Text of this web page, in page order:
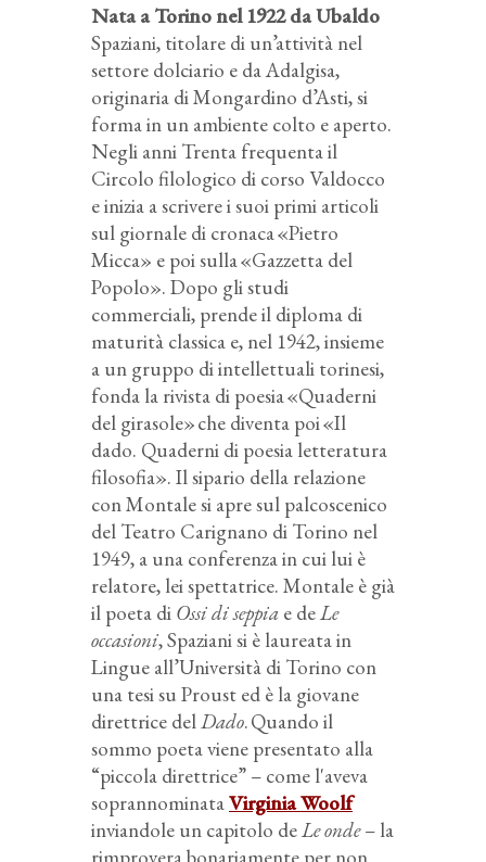
Nata a Torino nel 1922 da Ubaldo
Spaziani, titolare di un’attività nel
settore dolciario e da Adalgisa,
originaria di Mongardino d’Asti, si
forma in un ambiente colto e aperto.
Negli anni Trenta frequenta il
Circolo filologico di corso Valdocco
e inizia a scrivere i suoi primi articoli
sul giornale di cronaca «Pietro
Micca» e poi sulla «Gazzetta del
Popolo». Dopo gli studi
commerciali, prende il diploma di
maturità classica e, nel 1942, insieme
a un gruppo di intellettuali torinesi,
fonda la rivista di poesia «Quaderni
del girasole» che diventa poi «Il
dado. Quaderni di poesia letteratura
filosofia». Il sipario della relazione
con Montale si apre sul palcoscenico
del Teatro Carignano di Torino nel
1949, a una conferenza in cui lui è
relatore, lei spettatrice. Montale è già
il poeta di Ossi di seppia e deLe
occasioni, Spaziani si è laureata in
Lingue all’Università di Torino con
una tesi su Proust ed è la giovane
direttrice delDado. Quando il
sommo poeta viene presentato alla
“piccola direttrice” – come l'aveva
soprannominataVirginia Woolf
inviandole un capitolo deLe onde– la